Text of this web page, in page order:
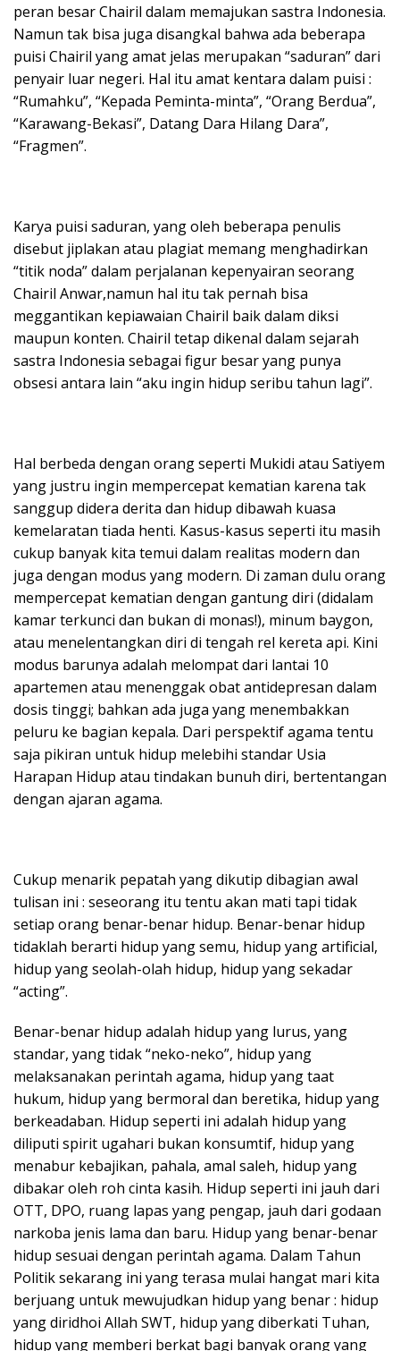
peran besar Chairil dalam memajukan sastra Indonesia.
Namun tak bisa juga disangkal bahwa ada beberapa
puisi Chairil yang amat jelas merupakan “saduran” dari
penyair luar negeri. Hal itu amat kentara dalam puisi :
“Rumahku”, “Kepada Peminta-minta”, “Orang Berdua”,
“Karawang-Bekasi”, Datang Dara Hilang Dara”,
“Fragmen”.
Karya puisi saduran, yang oleh beberapa penulis
disebut jiplakan atau plagiat memang menghadirkan
“titik noda” dalam perjalanan kepenyairan seorang
Chairil Anwar,namun hal itu tak pernah bisa
meggantikan kepiawaian Chairil baik dalam diksi
maupun konten. Chairil tetap dikenal dalam sejarah
sastra Indonesia sebagai figur besar yang punya
obsesi antara lain “aku ingin hidup seribu tahun lagi”.
Hal berbeda dengan orang seperti Mukidi atau Satiyem
yang justru ingin mempercepat kematian karena tak
sanggup didera derita dan hidup dibawah kuasa
kemelaratan tiada henti. Kasus-kasus seperti itu masih
cukup banyak kita temui dalam realitas modern dan
juga dengan modus yang modern. Di zaman dulu orang
mempercepat kematian dengan gantung diri (didalam
kamar terkunci dan bukan di monas!), minum baygon,
atau menelentangkan diri di tengah rel kereta api. Kini
modus barunya adalah melompat dari lantai 10
apartemen atau menenggak obat antidepresan dalam
dosis tinggi; bahkan ada juga yang menembakkan
peluru ke bagian kepala. Dari perspektif agama tentu
saja pikiran untuk hidup melebihi standar Usia
Harapan Hidup atau tindakan bunuh diri, bertentangan
dengan ajaran agama.
Cukup menarik pepatah yang dikutip dibagian awal
tulisan ini : seseorang itu tentu akan mati tapi tidak
setiap orang benar-benar hidup. Benar-benar hidup
tidaklah berarti hidup yang semu, hidup yang artificial,
hidup yang seolah-olah hidup, hidup yang sekadar
“acting”.
Benar-benar hidup adalah hidup yang lurus, yang
standar, yang tidak “neko-neko”, hidup yang
melaksanakan perintah agama, hidup yang taat
hukum, hidup yang bermoral dan beretika, hidup yang
berkeadaban. Hidup seperti ini adalah hidup yang
diliputi spirit ugahari bukan konsumtif, hidup yang
menabur kebajikan, pahala, amal saleh, hidup yang
dibakar oleh roh cinta kasih. Hidup seperti ini jauh dari
OTT, DPO, ruang lapas yang pengap, jauh dari godaan
narkoba jenis lama dan baru. Hidup yang benar-benar
hidup sesuai dengan perintah agama. Dalam Tahun
Politik sekarang ini yang terasa mulai hangat mari kita
berjuang untuk mewujudkan hidup yang benar : hidup
yang diridhoi Allah SWT, hidup yang diberkati Tuhan,
hidup yang memberi berkat bagi banyak orang yang